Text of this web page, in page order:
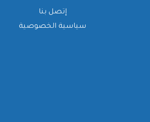
إتصل بنا
سياسية الخصوصية